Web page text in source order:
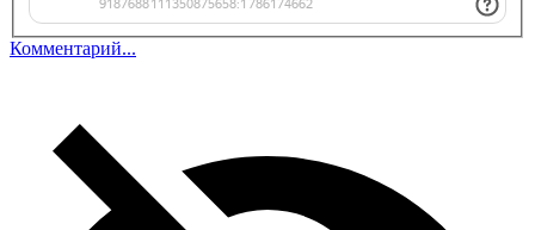
Комментарий...